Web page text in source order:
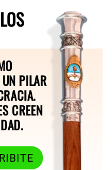
PILAR
CREEN